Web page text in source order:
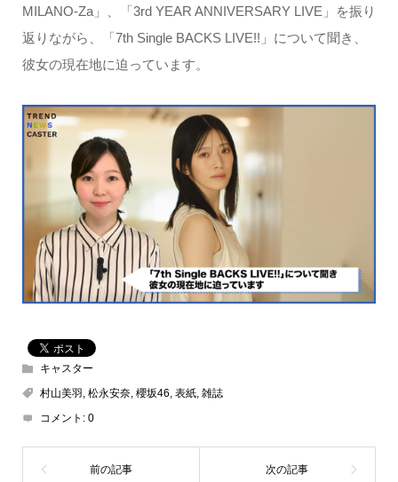
MILANO-Za」、「3rd YEAR ANNIVERSARY LIVE」を振り
返りながら、「7th Single BACKS LIVE!!」について聞き、
彼女の現在地に迫っています。
キャスター
村山美羽 , 松永安奈, 櫻坂46, 表紙, 雑誌
コメント: 0